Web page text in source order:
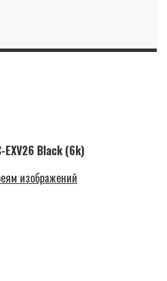
EXV26 Black (6k)
изображений